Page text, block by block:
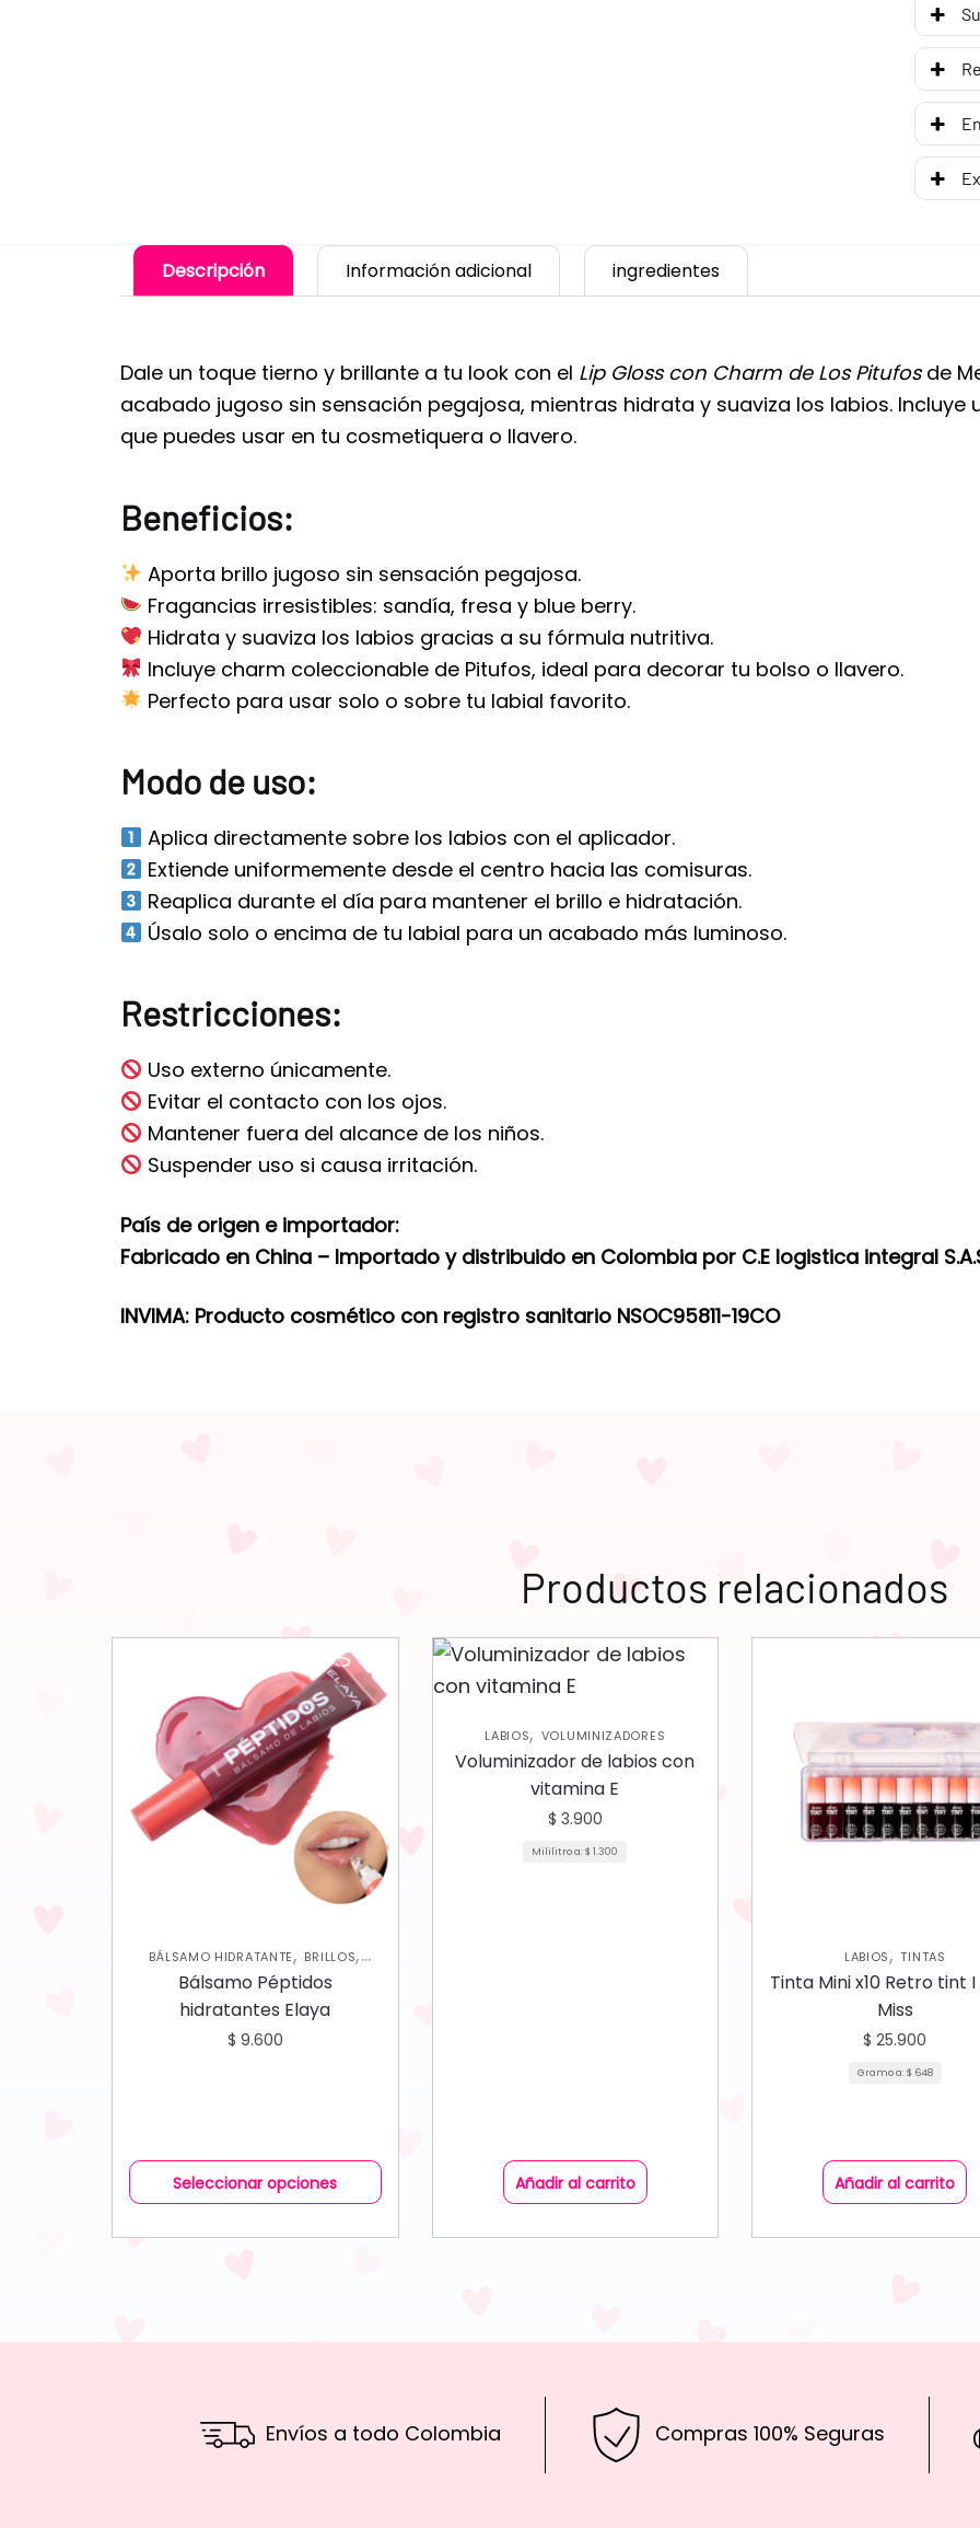
Descripción Información adicional ingredientes
Dale un toque tierno y brillante a tu look con el Lip Gloss con Charm de Los Pitufosde
acabado jugoso sin sensación pegajosa, mientras hidrata y suaviza los labios.
que puedes usar en tu cosmetiquera o llavero.
Beneficios:
Aporta brillo jugoso sin sensación pegajosa.
Fragancias irresistibles: sandía, fresa y blue berry.
Hidrata y suaviza los labios gracias a su fórmula nutritiva.
Incluye charm coleccionable de Pitufos, ideal para decorar tu bolso o llavero.
Perfecto para usar solo o sobre tu labial favorito.
Modo de uso:
Aplica directamente sobre los labios con el aplicador.
Extiende uniformemente desde el centro hacia las comisuras.
Reaplica durante el día para mantener el brillo e hidratación.
Úsalo solo o encima de tu labial para un acabado más luminoso.
Restricciones:
Uso externo únicamente.
Evitar el contacto con los ojos.
Mantener fuera del alcance de los niños.
Suspender uso si causa irritación.
País de origen e importador:
Fabricado en China – Importado y distribuido en Colombia por C.E logistica integral
INVIMA: Producto cosmético con registro sanitario NSOC95811-19CO
Productos relacionados
BÁLSAMO HIDRATANTE, BRILLOS,
LABIOS,NUEVA COLECCIÓN
Bálsamo Péptidos
hidratantes Elaya
$ 9.600
Seleccionar opciones
LABIOS, VOLUMINIZADORES
Voluminizador de labios con
vitamina E
$ 3.900
Mililitro a:$ 1.300
Añadir al carrito
LABIOS,TINTAS
Tinta Mini x10 Retro tint I
Miss
$ 25.900
Gramo a:$ 648
Añadir al carrito
Envíos a todo Colombia Compras 100% Seguras